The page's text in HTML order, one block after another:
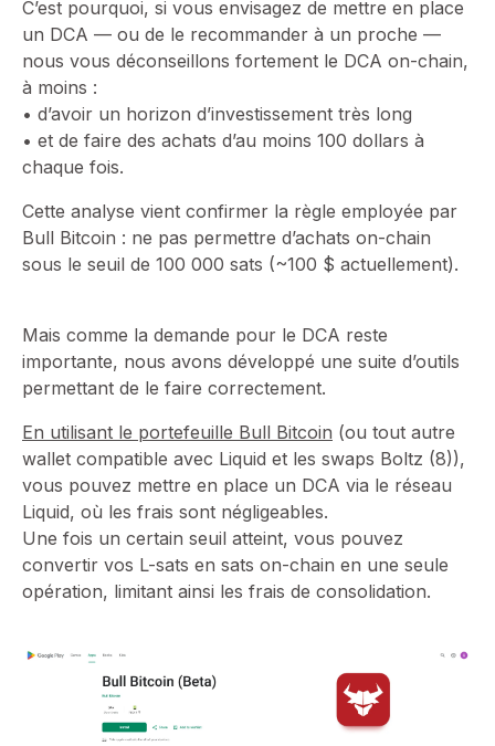
C’est pourquoi, si vous envisagez de mettre en place
un DCA — ou de le recommander à un proche —
nous vous déconseillons fortement le DCA on-chain,
à moins :
• d’avoir un horizon d’investissement très long
• et de faire des achats d’au moins 100 dollars à
chaque fois.
Cette analyse vient confirmer la règle employée par
Bull Bitcoin : ne pas permettre d’achats on-chain
sous le seuil de 100 000 sats (~100 $ actuellement).
Mais comme la demande pour le DCA reste
importante, nous avons développé une suite d’outils
permettant de le faire correctement.
En utilisant le portefeuille Bull Bitcoin (ou tout autre
wallet compatible avec Liquid et les swaps Boltz (8)),
vous pouvez mettre en place un DCA via le réseau
Liquid, où les frais sont négligeables.
Une fois un certain seuil atteint, vous pouvez
convertir vos L-sats en sats on-chain en une seule
opération, limitant ainsi les frais de consolidation.